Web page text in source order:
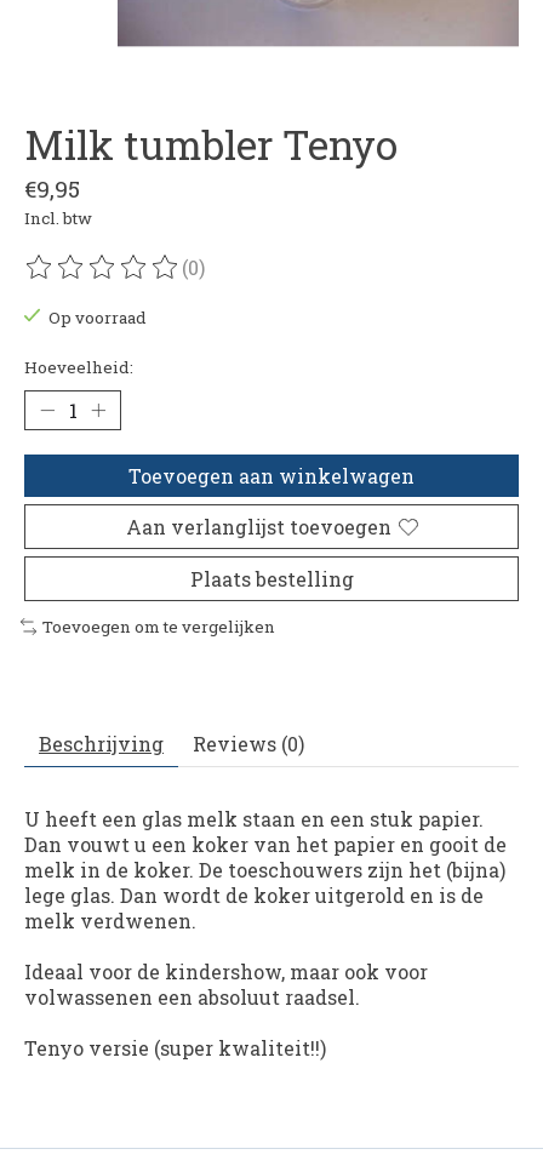
Milk tumbler Tenyo
€9,95
Incl. btw
De beoordeling van dit product is
(0)
Op voorraad
Hoeveelheid:
Toevoegen aan winkelwagen
Aan verlanglijst toevoegen
Plaats bestelling
Toevoegen om te vergelijken
Beschrijving Reviews (0)
U heeft een glas melk staan en een stuk papier.
Dan vouwt u een koker van het papier en gooit de
melk in de koker. De toeschouwers zijn het (bijna)
lege glas. Dan wordt de koker uitgerold en is de
melk verdwenen.
Ideaal voor de kindershow, maar ook voor
volwassenen een absoluut raadsel.
Tenyo versie (super kwaliteit!!)